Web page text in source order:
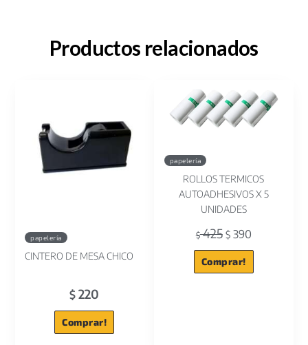
Productos relacionados
papelería
CINTERO DE MESA CHICO
$ 220
Comprar!
papelería
ROLLOS TERMICOS
AUTOADHESIVOS X 5
UNIDADES
$425 $390
Comprar!